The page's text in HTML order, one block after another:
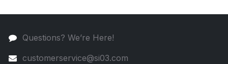
Questions? We’re Here!
customerservice@si03.com